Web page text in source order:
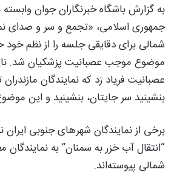
به گزارش باشگاه خبرنگاران جوان
جمهوری اسلامی، «تجمع و سر و صدای
شمالی برای دقایقی جلسه را از نظم خود
موضوع موجب عصبانیت پزشکیان شد.
عصبانیت فریاد زد که نمایندگان
بنشینید سر جایتان، بنشینید و این
برخی از نمایندگان شهرهای جنوبی ایران
“انتقال آب خزر به سمنان” به
شمالی پیوسته‌اند.